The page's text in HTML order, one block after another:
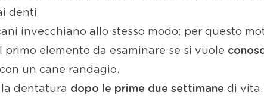
denti
invecchiano allo stesso modo: per questo
elemento da esaminare se si vuole
un cane randagio.
la dentatura dopo le prime due settimane di vita.